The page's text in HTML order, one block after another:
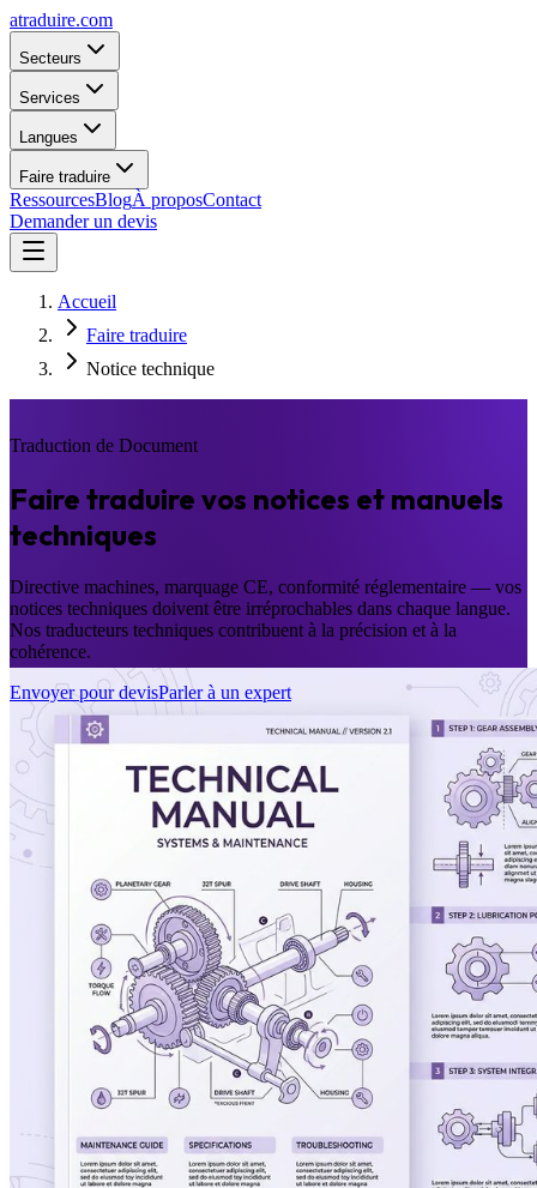
atraduire.com
Secteurs
Services
Langues
Faire traduire
RessourcesBlogÀ proposContact
Demander un devis
Accueil
Faire traduire
Notice technique
Traduction de Document
Faire traduire vos notices et manuels
techniques
Directive machines, marquage CE, conformité réglementaire — vos
notices techniques doivent être irréprochables dans chaque langue.
Nos traducteurs techniques contribuent à la précision et à la
cohérence.
Envoyer pour devisParler à un expert